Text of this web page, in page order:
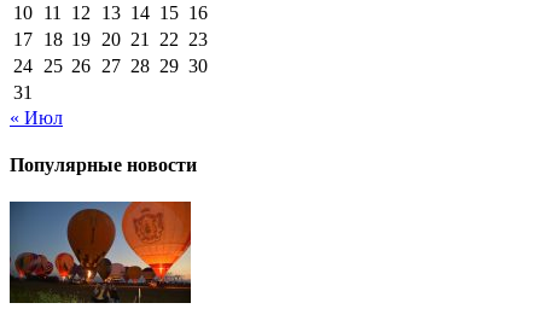
10 11 12 13 14 15 16
17 18 19 20 21 22 23
24 25 26 27 28 29 30
31
« Июл
Популярные новости